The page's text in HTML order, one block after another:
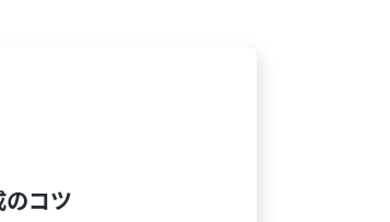
コツ